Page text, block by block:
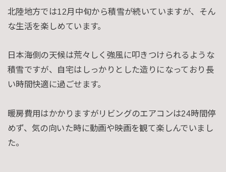
北陸地方では12月中旬から積雪が続いていますが、そん
な生活を楽しめています。
日本海側の天候は荒々しく強風に叩きつけられるような
積雪ですが、自宅はしっかりとした造りになっており長
い時間快適に過ごせます。
暖房費用はかかりますがリビングのエアコンは24時間停
めず、気の向いた時に動画や映画を観て楽しんでいまし
た。